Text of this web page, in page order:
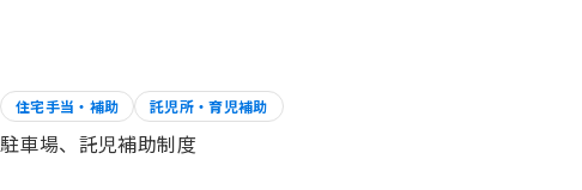
住宅手当・補助 託児所・育児補助
駐車場、託児補助制度